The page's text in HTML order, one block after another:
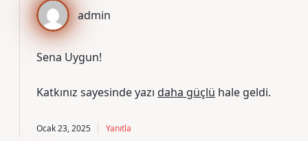
admin
Sena Uygun!
Katkınız sayesinde yazı daha güçlü hale geldi.
Ocak 23, 2025 Yanıtla